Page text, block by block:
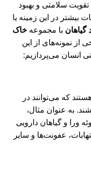
تقویت سلامتی و بهبود
بیشتر در این زمینه یا
با مجموعه خاک
از نمونه‌های از این
انسان می‌پردازیم:
که می‌توانند در
به عنوان مثال،
ورا و گیاهان دارویی
عفونت‌ها و سایر